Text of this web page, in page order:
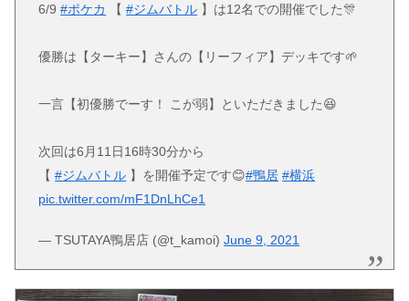
6/9#ポケカ 【#ジムバトル 】は12名での開催でした🎊
優勝は【ターキー】さんの【リーフィア】デッキです🌱
一言【初優勝でーす！ こが弱】といただきました😆
次回は6月11日16時30分から
【#ジムバトル 】を開催予定です😊#鴨居 #横浜
pic.twitter.com/mF1DnLhCe1
— TSUTAYA鴨居店 (@t_kamoi)June 9, 2021